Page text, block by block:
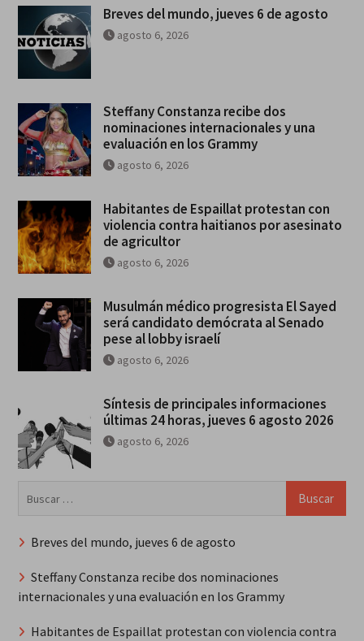
Breves del mundo, jueves 6 de agosto
agosto 6, 2026
Steffany Constanza recibe dos
nominaciones internacionales y una
evaluación en los Grammy
agosto 6, 2026
Habitantes de Espaillat protestan con
violencia contra haitianos por asesinato
de agricultor
agosto 6, 2026
Musulmán médico progresista El Sayed
será candidato demócrata al Senado
pese al lobby israelí
agosto 6, 2026
Síntesis de principales informaciones
últimas 24 horas, jueves 6 agosto 2026
agosto 6, 2026
Breves del mundo, jueves 6 de agosto
Steffany Constanza recibe dos nominaciones
internacionales y una evaluación en los Grammy
Habitantes de Espaillat protestan con violencia contra